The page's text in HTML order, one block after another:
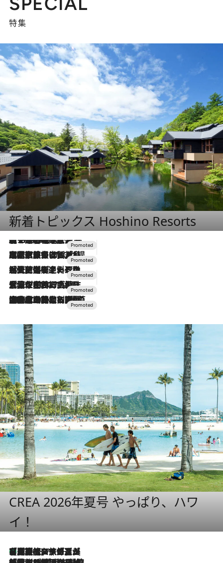
特集
新着トピックス Hoshino Resorts
2026.8.7
【トンボの足水浴】ヒノキの香りに包まれて涼感マックス！約13℃の湧水かけ流しを避暑地「星野温泉 トンボの湯」で体験
2026.7.31
【ホテル帰省】という選択肢をOMOが提案。家族とほどよい距離を保つには「昼は実家、夜は気兼ねなくホテルで！」
2026.7.24
【夏限定ディナーコース】旬を迎える稚鮎や花ズッキーニなどをイタリア・トスカーナの郷土料理の手法で満喫！
2026.7.17
「土佐和ハーブかき氷」がOMO7高知に登場！生姜、山椒、大葉など目にも舌にも涼を呼ぶ郷土の味
2026.7.10
NEW OPEN！【界 草津】名湯の地に誕生。趣の異なる2種の温泉と上州ならではの会席・蕎麦割烹など美食を味わう究極の癒やし旅
CREA 2026年夏号 やっぱり、ハワ
イ！
2026.8.7
【厳選旅コスメ】「多機能アイテムがメイン！」旅好き美容エディターが選んだ夏旅ベストコスメを発表【Mサイズジップ】